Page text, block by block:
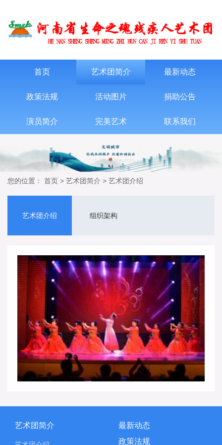
首页 艺术团简介 最新动态
政策法规 活动图片 捐助公告
演员简介 完美艺术 联系我们
您的位置： 首页 > 艺术团简介 > 艺术团介绍
艺术团介绍 组织架构
艺术团简介
最新动态
政策法规